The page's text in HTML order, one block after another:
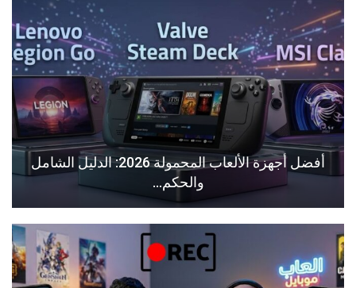
أفضل أجهزة الألعاب المحمولة 2026: الدليل الشامل
والحكم…